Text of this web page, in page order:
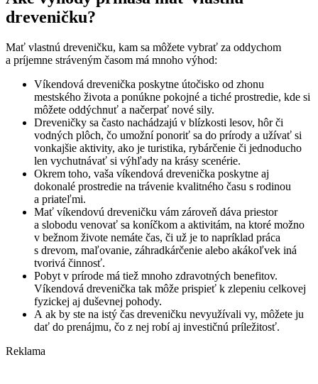
dreveničku?
Mať vlastnú dreveničku, kam sa môžete vybrať za oddychom
a príjemne stráveným časom má mnoho výhod:
Víkendová drevenička poskytne útočisko od zhonu
mestského života a ponúkne pokojné a tiché prostredie, kde si
môžete oddýchnuť a načerpať nové sily.
Dreveničky sa často nachádzajú v blízkosti lesov, hôr či
vodných plôch, čo umožní ponoriť sa do prírody a užívať si
vonkajšie aktivity, ako je turistika, rybárčenie či jednoducho
len vychutnávať si výhľady na krásy scenérie.
Okrem toho, vaša víkendová drevenička poskytne aj
dokonalé prostredie na trávenie kvalitného času s rodinou
a priateľmi.
Mať víkendovú dreveničku vám zároveň dáva priestor
a slobodu venovať sa koníčkom a aktivitám, na ktoré možno
v bežnom živote nemáte čas, či už je to napríklad práca
s drevom, maľovanie, záhradkárčenie alebo akákoľvek iná
tvorivá činnosť.
Pobyt v prírode má tiež mnoho zdravotných benefitov.
Víkendová drevenička tak môže prispieť k zlepeniu celkovej
fyzickej aj duševnej pohody.
A ak by ste na istý čas dreveničku nevyužívali vy, môžete ju
dať do prenájmu, čo z nej robí aj investičnú príležitosť.
Reklama